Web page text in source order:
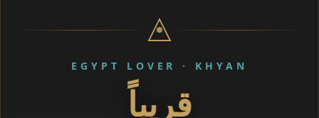
EGYPT LOVER · KHYAN
قريباً